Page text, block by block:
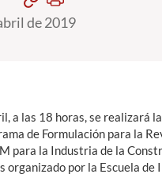
de 2019
a las 18 horas, se realizará
de Formulación para la
para la Industria de la
organizado por la Escuela de